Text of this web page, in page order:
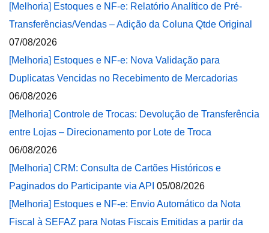
[Melhoria] Estoques e NF-e: Relatório Analítico de Pré-
Transferências/Vendas – Adição da Coluna Qtde Original
07/08/2026
[Melhoria] Estoques e NF-e: Nova Validação para
Duplicatas Vencidas no Recebimento de Mercadorias
06/08/2026
[Melhoria] Controle de Trocas: Devolução de Transferência
entre Lojas – Direcionamento por Lote de Troca
06/08/2026
[Melhoria] CRM: Consulta de Cartões Históricos e
Paginados do Participante via API 05/08/2026
[Melhoria] Estoques e NF-e: Envio Automático da Nota
Fiscal à SEFAZ para Notas Fiscais Emitidas a partir da